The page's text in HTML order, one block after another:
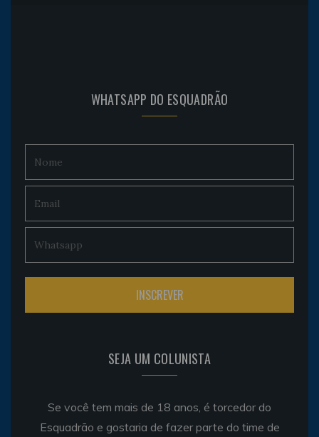
WHATSAPP DO ESQUADRÃO
SEJA UM COLUNISTA
Se você tem mais de 18 anos, é torcedor do
Esquadrão e gostaria de fazer parte do time de